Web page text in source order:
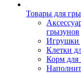
Товары для
грызунов
Игрушки
Клетки
Корм для